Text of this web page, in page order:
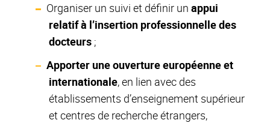
Organiser un suivi et définir un appui
relatif à l’insertion professionnelle des
docteurs ;
Apporter une ouverture européenne et
internationale, en lien avec des
établissements d’enseignement supérieur
et centres de recherche étrangers,